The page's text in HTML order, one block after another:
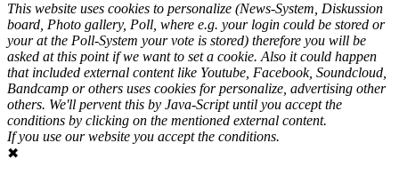
This website uses cookies to personalize (News-System, Diskussion
board, Photo gallery, Poll, where e.g. your login could be stored or
your at the Poll-System your vote is stored) therefore you will be
asked at this point if we want to set a cookie. Also it could happen
that included external content like Youtube, Facebook, Soundcloud,
Bandcamp or others uses cookies for personalize, advertising other
others. We'll pervent this by Java-Script until you accept the
conditions by clicking on the mentioned external content.
If you use our website you accept the conditions.
✖